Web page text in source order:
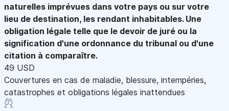
naturelles imprévues dans votre pays ou sur votre
lieu de destination, les rendant inhabitables. Une
obligation légale telle que le devoir de juré ou la
signification d'une ordonnance du tribunal ou d'une
citation à comparaître.
49 USD
Couvertures en cas de maladie, blessure, intempéries,
catastrophes et obligations légales inattendues